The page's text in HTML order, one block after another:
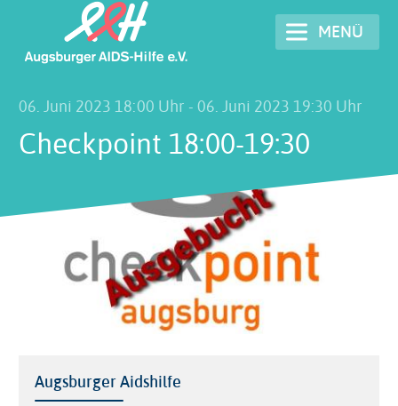
Inhalt
MENÜ
06. Juni 2023 18:00 Uhr -06. Juni 2023 19:30 Uhr
Checkpoint 18:00-19:30
Veranstaltungsort
Augsburger Aidshilfe